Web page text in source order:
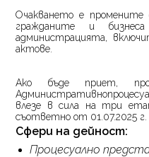
Очакването е промените
гражданите и
администрацията,
актове.
Ако бъде приет,
влезе в сила на три
съответно от 01.07.2025 г.
Сфери на дейност:
Процесуално